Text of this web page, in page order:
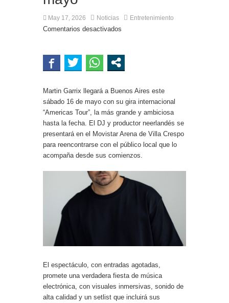
May 17, 2026 Noticias Entretenimiento
Comentarios desactivados
Martin Garrix llegará a Buenos Aires este
sábado 16 de mayo con su gira internacional
“Americas Tour”, la más grande y ambiciosa
hasta la fecha. El DJ y productor neerlandés se
presentará en el Movistar Arena de Villa Crespo
para reencontrarse con el público local que lo
acompaña desde sus comienzos.
El espectáculo, con entradas agotadas,
promete una verdadera fiesta de música
electrónica, con visuales inmersivas, sonido de
alta calidad y un setlist que incluirá sus